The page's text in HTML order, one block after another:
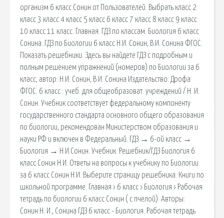
организм 6 класс Сонин от Пользователей. Выбрать класс 2
класс 3 класс 4 класс 5 класс 6 класс 7 класс 8 класс 9 класс
10 класс 11 класс. Главная. ГДЗ по классам. Биология 6 класс
Сонина. ГДЗ по Биологии 6 класс Н.И. Сонин, В.И. Сонина ФГОС.
Показать решебники. Здесь вы найдете ГДЗ с подробным и
полным решением упражнений (номеров) по Биологии за 6
класс, автор: Н.И. Сонин, В.И. Сонина Издательство: Дрофа
ФГОС. 6 класс : учеб. для общеобразоват. учреждений / Н. И.
Сонин. Учебник соответствует федеральному компоненту
государственного стандарта основного общего образования
по биологии, рекомендован Министерством образования и
науки РФ и включен в Федеральный. ГДЗ → 6-ой класс →
Биология → Н.И.Сонин. Учебник. Решебник/ГДЗ Биология 6
класс Сонин Н.И. Ответы на вопросы к учебнику по Биологии
за 6 класс Сонин Н.И. Выберите страницу решебника. Книги по
школьной программе. Главная › 6 класс › Биология › Рабочая
тетрадь по биологии 6 класс Сонин ( с пчелой). Авторы:
Сонин Н. И., Сонина ГДЗ 6 класс - Биология. Рабочая тетрадь